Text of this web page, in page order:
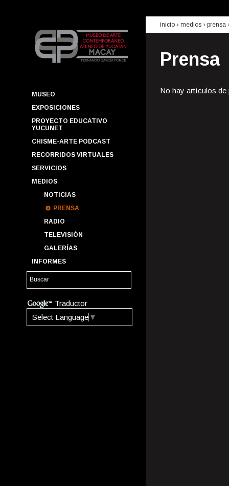
MUSEO
EXPOSICIONES
PROYECTO EDUCATIVO
YUCUNET
CHISME-ARTE PODCAST
RECORRIDOS VIRTUALES
SERVICIOS
MEDIOS
NOTICIAS
PRENSA
RADIO
TELEVISIÓN
GALERÍAS
INFORMES
Traductor
Select Language ▼
inicio › medios › prensa
Prensa
No hay artículos de